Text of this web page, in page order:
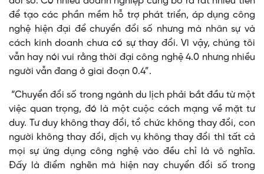
để tạo các phần mềm hỗ trợ phát triển, áp dụng công
nghệ hiện đại để chuyển đổi số nhưng mà nhân sự và
cách kinh doanh chưa có sự thay đổi. Vì vậy, chúng tôi
vẫn hay nói vui rằng thời đại công nghệ 4.0 nhưng nhiều
người vẫn đang ở giai đoạn 0.4”.
“Chuyển đổi số trong ngành du lịch phải bắt đầu từ một
việc quan trọng, đó là một cuộc cách mạng về mặt tư
duy. Tư duy không thay đổi, tổ chức không thay đổi, con
người không thay đổi, dịch vụ không thay đổi thì tất cả
mọi sự ứng dụng công nghệ vào đều chỉ là vô nghĩa.
Đấy là điểm nghẽn mà hiện nay chuyển đổi số trong